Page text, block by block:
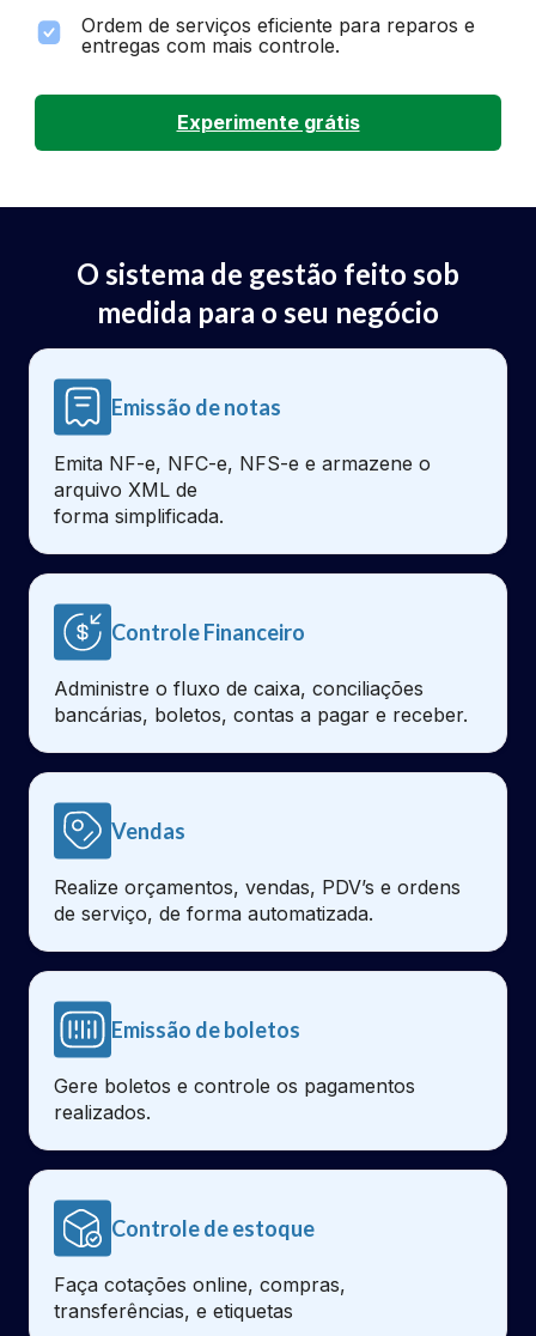
Ordem de serviços eficiente para reparos e
entregas com mais controle.
Experimente grátis
O sistema de gestão feito sob
medida para o seu negócio
Emissão de notas
Emita NF-e, NFC-e, NFS-e e armazene o
arquivo XML de
forma simplificada.
Controle Financeiro
Administre o fluxo de caixa, conciliações
bancárias, boletos, contas a pagar e receber.
Vendas
Realize orçamentos, vendas, PDV’s e ordens
de serviço, de forma automatizada.
Emissão de boletos
Gere boletos e controle os pagamentos
realizados.
Controle de estoque
Faça cotações online, compras,
transferências, e etiquetas